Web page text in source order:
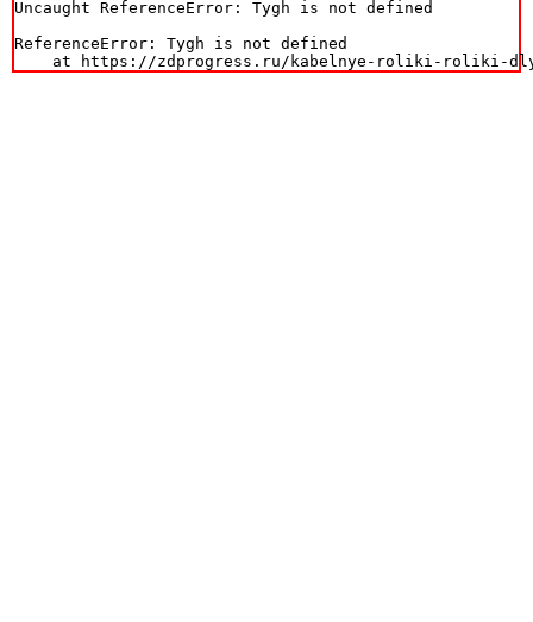
Uncaught ReferenceError: Tygh is not defined
ReferenceError: Tygh is not defined
at https://zdprogress.ru/kabelnye-roliki-roliki-